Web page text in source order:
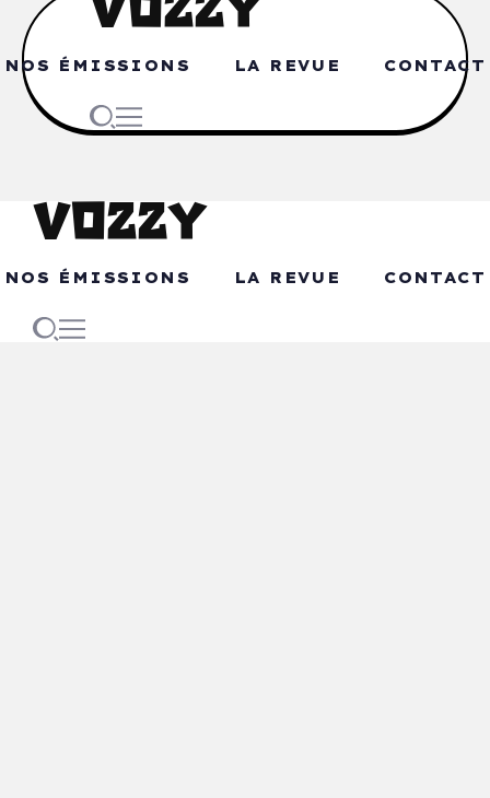
NOS ÉMISSIONS LA REVUE CONTACT
NOS ÉMISSIONS LA REVUE CONTACT